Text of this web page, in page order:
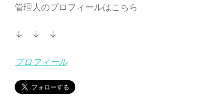
管理人のプロフィールはこちら
↓ ↓ ↓
プロフィール